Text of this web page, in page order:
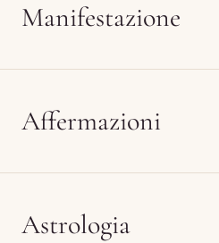
Manifestazione
Affermazioni
Astrologia